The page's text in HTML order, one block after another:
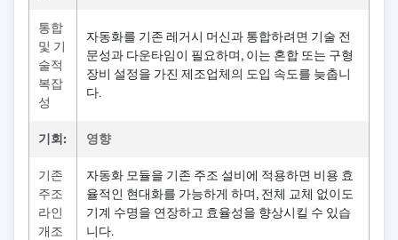
통합
및 기
술적
복잡
성
자동화를 기존 레거시 머신과 통합하려면 기술 전
문성과 다운타임이 필요하며, 이는 혼합 또는 구형
장비 설정을 가진 제조업체의 도입 속도를 늦춥니
다.
기회: 영향
기존
주조
라인
개조
자동화 모듈을 기존 주조 설비에 적용하면 비용 효
율적인 현대화를 가능하게 하며, 전체 교체 없이도
기계 수명을 연장하고 효율성을 향상시킬 수 있습
니다.